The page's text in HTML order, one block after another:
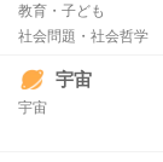
教育・子ども
社会問題・社会哲学
宇宙
宇宙